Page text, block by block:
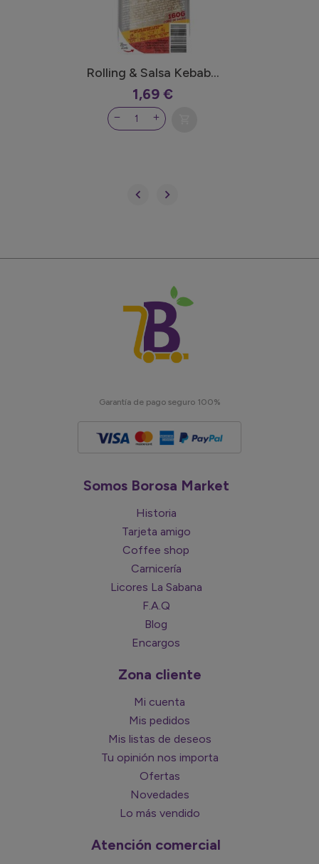
Rolling & Salsa Kebab...
1,69 €
 
Garantía de pago seguro 100%
Somos Borosa Market
Historia
Tarjeta amigo
Coffee shop
Carnicería
Licores La Sabana
F.A.Q
Blog
Encargos
Zona cliente
Mi cuenta
Mis pedidos
Mis listas de deseos
Tu opinión nos importa
Ofertas
Novedades
Lo más vendido
Atención comercial